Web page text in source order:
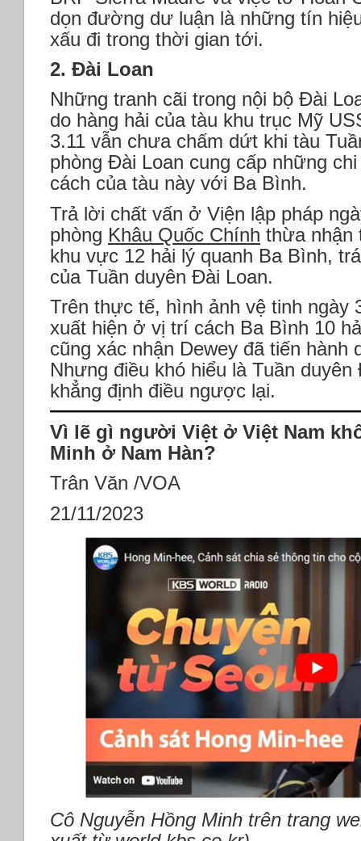
dọn đường dư luận là những tín
xấu đi trong thời gian tới.
2. Đài Loan
Những tranh cãi trong nội bộ Đài
do hàng hải của tàu khu trục Mỹ
3.11 vẫn chưa chấm dứt khi tàu
phòng Đài Loan cung cấp những
cách của tàu này với Ba Bình.
Trả lời chất vấn ở Viện lập pháp
phòng Khâu Quốc Chính thừa nhận
khu vực 12 hải lý quanh Ba Bình,
của Tuần duyên Đài Loan.
Trên thực tế, hình ảnh vệ tinh ngày
xuất hiện ở vị trí cách Ba Bình 10
cũng xác nhận Dewey đã tiến hành
Nhưng điều khó hiểu là Tuần
khẳng định điều ngược lại.
Vì lẽ gì người Việt ở Việt Nam
Minh ở Nam Hàn?
Trân Văn /VOA
21/11/2023
Cô Nguyễn Hồng Minh trên trang